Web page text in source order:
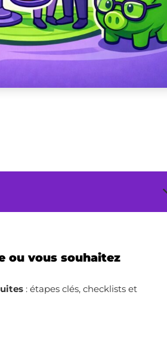
ou vous souhaitez
: étapes clés, checklists et